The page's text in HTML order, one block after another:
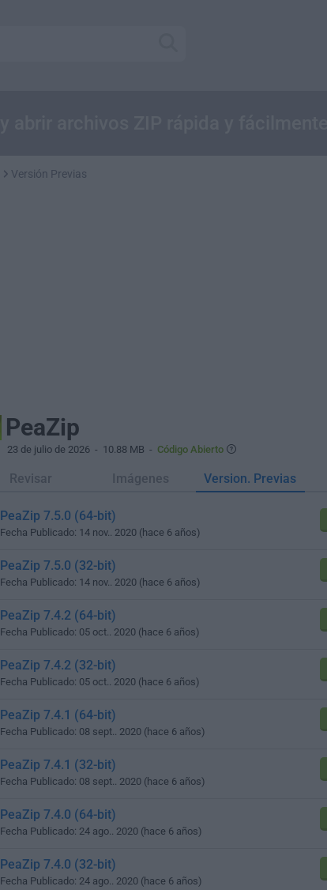
Versión Previas
PeaZip
23 de julio de 2026 - 10.88 MB - Código Abierto
Revisar Imágenes Version. Previas
PeaZip 7.5.0 (64-bit)
Fecha Publicado: 14 nov.. 2020 (hace 6 años)
PeaZip 7.5.0 (32-bit)
Fecha Publicado: 14 nov.. 2020 (hace 6 años)
PeaZip 7.4.2 (64-bit)
Fecha Publicado: 05 oct.. 2020 (hace 6 años)
PeaZip 7.4.2 (32-bit)
Fecha Publicado: 05 oct.. 2020 (hace 6 años)
PeaZip 7.4.1 (64-bit)
Fecha Publicado: 08 sept.. 2020 (hace 6 años)
PeaZip 7.4.1 (32-bit)
Fecha Publicado: 08 sept.. 2020 (hace 6 años)
PeaZip 7.4.0 (64-bit)
Fecha Publicado: 24 ago.. 2020 (hace 6 años)
PeaZip 7.4.0 (32-bit)
Fecha Publicado: 24 ago.. 2020 (hace 6 años)